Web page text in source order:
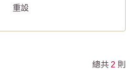
重設
總共 2 則